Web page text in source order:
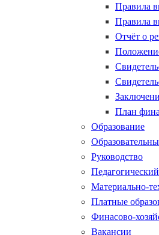
Правила
Правила
Отчёт о
План
Образование
Руководство
Педагогический
Материально-
Платные
Финасово-
Вакансии